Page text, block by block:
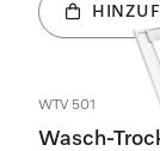
WTV 501
Wasch-